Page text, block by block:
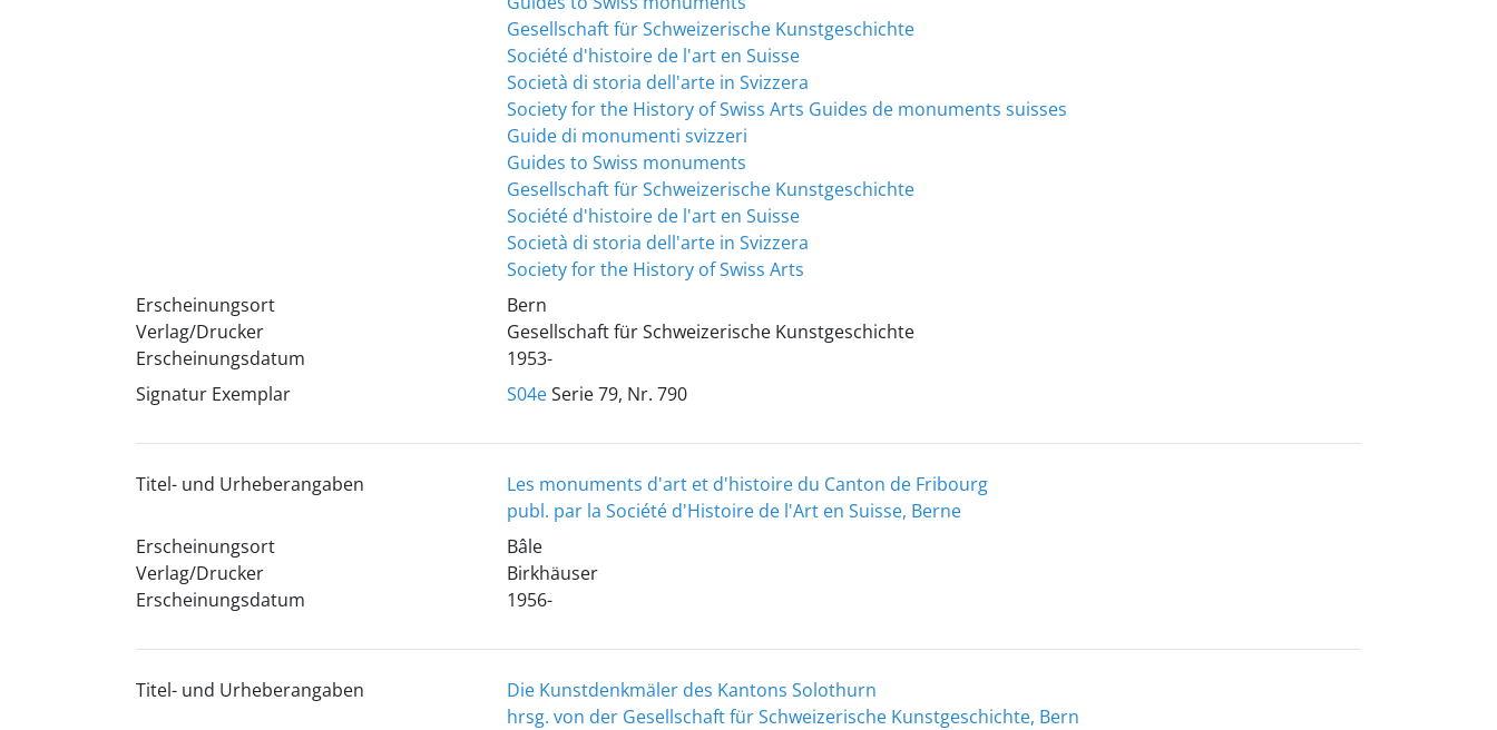
Gesellschaft für Schweizerische Kunstgeschichte
Société d'histoire de l'art en Suisse
Società di storia dell'arte in Svizzera
Society for the History of Swiss Arts Guides de monuments suisses
Guide di monumenti svizzeri
Guides to Swiss monuments
Gesellschaft für Schweizerische Kunstgeschichte
Société d'histoire de l'art en Suisse
Società di storia dell'arte in Svizzera
Society for the History of Swiss Arts
Erscheinungsort
Verlag/Drucker
Erscheinungsdatum
Bern
Gesellschaft für Schweizerische Kunstgeschichte
1953-
Signatur Exemplar
S04eSerie 79, Nr. 790
Titel- und Urheberangaben
Les monuments d'art et d'histoire du Canton de Fribourg
publ. par la Société d'Histoire de l'Art en Suisse, Berne
Erscheinungsort
Verlag/Drucker
Erscheinungsdatum
Bâle
Birkhäuser
1956-
Titel- und Urheberangaben
Die Kunstdenkmäler des Kantons Solothurn
hrsg. von der Gesellschaft für Schweizerische Kunstgeschichte, Bern